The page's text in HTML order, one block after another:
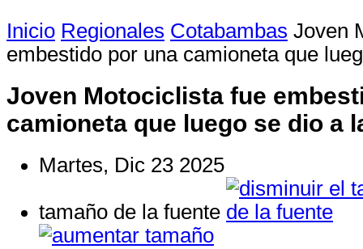
Inicio Regionales Cotabambas Joven
embestido por una camioneta que
Joven Motociclista fue
camioneta que luego se dio a
Martes, Dic 23 2025
tamaño de la fuente